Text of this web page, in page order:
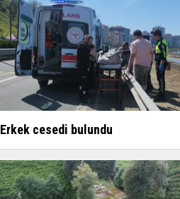
Erkek cesedi bulundu